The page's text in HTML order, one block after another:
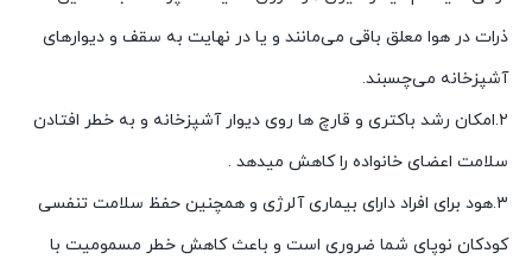
ذرات در هوا معلق باقی می‌مانند و یا در نهایت به سقف و دیوارهای
آشپزخانه می‌چسبند.
۲.امکان رشد باکتری و قارچ ها روی دیوار آشپزخانه و به خطر افتادن
سلامت اعضای خانواده را کاهش میدهد .
۳.هود برای افراد دارای بیماری آلرژی و همچنین حفظ سلامت تنفسی
کودکان نوپای شما ضروری است و باعث کاهش خطر مسمومیت با